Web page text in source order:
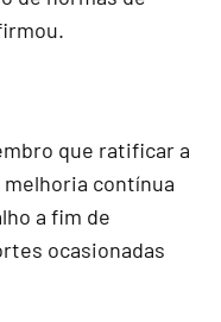
que ratificar a
contínua
a fim de
ocasionadas